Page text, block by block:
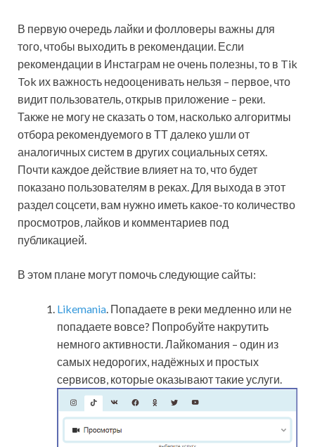
В первую очередь лайки и фолловеры важны для
того, чтобы выходить в рекомендации. Если
рекомендации в Инстаграм не очень полезны, то в Tik
Tok их важность недооценивать нельзя – первое, что
видит пользователь, открыв приложение – реки.
Также не могу не сказать о том, насколько алгоритмы
отбора рекомендуемого в ТТ далеко ушли от
аналогичных систем в других социальных сетях.
Почти каждое действие влияет на то, что будет
показано пользователям в реках. Для выхода в этот
раздел соцсети, вам нужно иметь какое-то количество
просмотров, лайков и комментариев под
публикацией.
В этом плане могут помочь следующие сайты:
Likemania. Попадаете в реки медленно или не
попадаете вовсе? Попробуйте накрутить
немного активности. Лайкомания – один из
самых недорогих, надёжных и простых
сервисов, которые оказывают такие услуги.